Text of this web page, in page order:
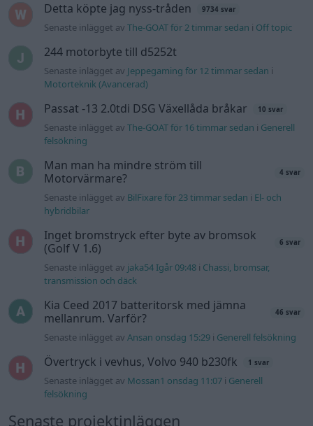
Detta köpte jag nyss-tråden 9734 svar
Senaste inlägget avThe-GOAT för 2 timmar sedan i Off topic
244 motorbyte till d5252t
Senaste inlägget av Jeppegaming för 12 timmar sedan i
Motorteknik (Avancerad)
Passat -13 2.0tdi DSG Växellåda bråkar 10 svar
Senaste inlägget avThe-GOAT för 16 timmar sedan i Generell
felsökning
Man man ha mindre ström till
Motorvärmare?
4 svar
Senaste inlägget av BilFixare för 23 timmar sedan i El- och
hybridbilar
Inget bromstryck efter byte av bromsok
(Golf V 1.6)
6 svar
Senaste inlägget av jaka54 Igår 09:48 i Chassi, bromsar,
transmission och däck
Kia Ceed 2017 batteritorsk med jämna
mellanrum. Varför?
46 svar
Senaste inlägget avAnsan onsdag 15:29 i Generell felsökning
Övertryck i vevhus, Volvo 940 b230fk 1 svar
Senaste inlägget av Mossan1 onsdag 11:07 i Generell
felsökning
Senaste projektinläggen